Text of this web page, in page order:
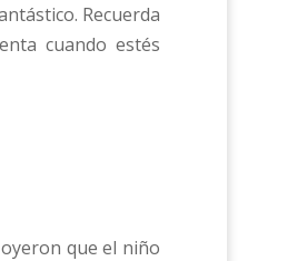
Recuerda
cuando estés
que el niño